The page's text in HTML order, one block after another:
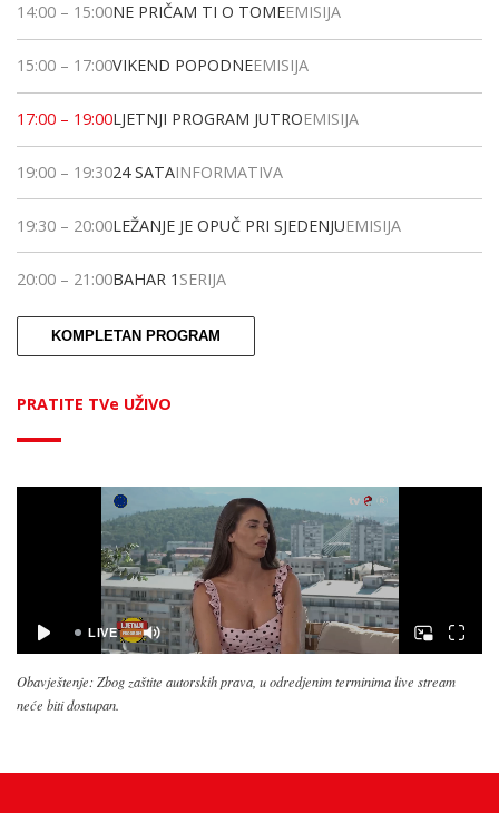
14:00 – 15:00NE PRIČAM TI O TOMEEMISIJA
15:00 – 17:00VIKEND POPODNEEMISIJA
17:00 – 19:00LJETNJI PROGRAM JUTROEMISIJA
19:00 – 19:3024 SATAINFORMATIVA
19:30 – 20:00LEŽANJE JE OPUČ PRI SJEDENJUEMISIJA
20:00 – 21:00BAHAR 1 SERIJA
KOMPLETAN PROGRAM
PRATITE TVe UŽIVO
Obavještenje: Zbog zaštite autorskih prava, u odredjenim terminima live stream
neće biti dostupan.